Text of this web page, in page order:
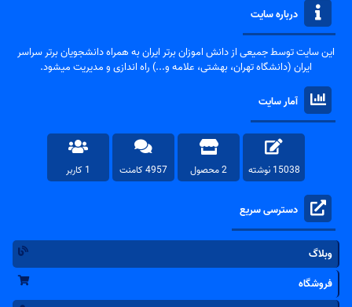
درباره سایت
این سایت توسط جمیعی از دانش اموزان برتر ایران به همراه دانشجویان برتر سراسر
ایران (دانشگاه تهران، بهشتی، علامه و...) راه اندازی و مدیریت میشود.
آمار سایت
15038 نوشته 2 محصول 4957 کامنت 1 کاربر
دسترسی سریع
وبلاگ
فروشگاه